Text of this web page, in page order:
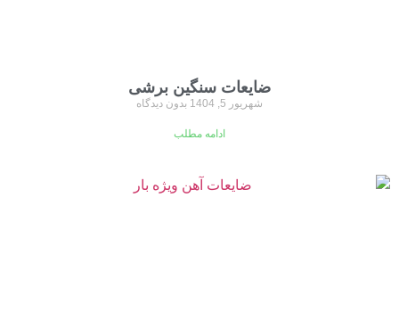
ضایعات سنگین برشی
شهریور 5, 1404 بدون دیدگاه
ادامه مطلب